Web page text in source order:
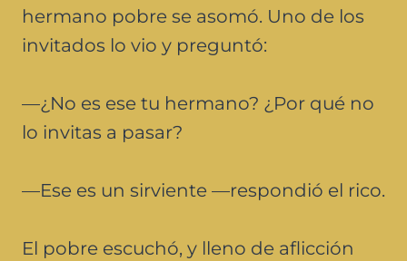
hermano pobre se asomó. Uno de los
invitados lo vio y preguntó:
—¿No es ese tu hermano? ¿Por qué no
lo invitas a pasar?
—Ese es un sirviente —respondió el rico.
El pobre escuchó, y lleno de aflicción